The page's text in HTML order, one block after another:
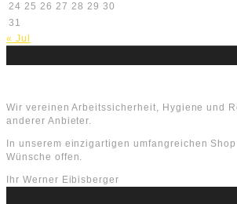
24 25 26 27 28 29 30
31
« Jul
Wir vereinen Arbeitssicherheit, Hygiene und
anderer Anbieter.
In unserem einzigartigen umfangreichen
Wünsche offen.
Ihr Werner Eibisberger